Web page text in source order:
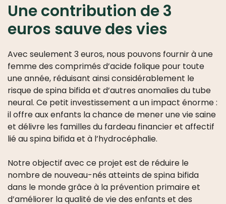
Une contribution de 3
euros sauve des vies
Avec seulement 3 euros, nous pouvons fournir à une
femme des comprimés d’acide folique pour toute
une année, réduisant ainsi considérablement le
risque de spina bifida et d’autres anomalies du tube
neural. Ce petit investissement a un impact énorme :
il offre aux enfants la chance de mener une vie saine
et délivre les familles du fardeau financier et affectif
lié au spina bifida et à l’hydrocéphalie.
Notre objectif avec ce projet est de réduire le
nombre de nouveau-nés atteints de spina bifida
dans le monde grâce à la prévention primaire et
d’améliorer la qualité de vie des enfants et des